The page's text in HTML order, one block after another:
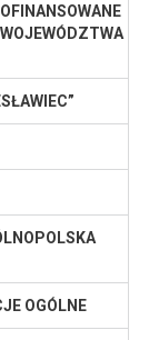
OGÓLNE